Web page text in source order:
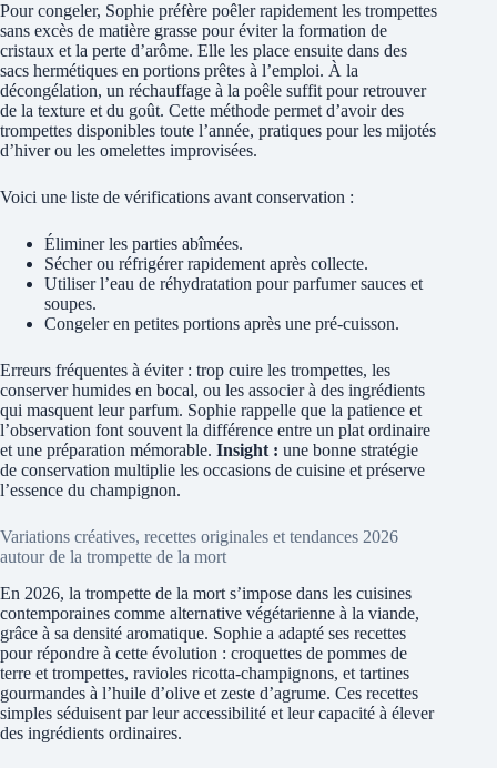
Pour congeler, Sophie préfère poêler rapidement les trompettes
sans excès de matière grasse pour éviter la formation de
cristaux et la perte d’arôme. Elle les place ensuite dans des
sacs hermétiques en portions prêtes à l’emploi. À la
décongélation, un réchauffage à la poêle suffit pour retrouver
de la texture et du goût. Cette méthode permet d’avoir des
trompettes disponibles toute l’année, pratiques pour les mijotés
d’hiver ou les omelettes improvisées.
Voici une liste de vérifications avant conservation :
Éliminer les parties abîmées.
Sécher ou réfrigérer rapidement après collecte.
Utiliser l’eau de réhydratation pour parfumer sauces et
soupes.
Congeler en petites portions après une pré-cuisson.
Erreurs fréquentes à éviter : trop cuire les trompettes, les
conserver humides en bocal, ou les associer à des ingrédients
qui masquent leur parfum. Sophie rappelle que la patience et
l’observation font souvent la différence entre un plat ordinaire
et une préparation mémorable. Insight : une bonne stratégie
de conservation multiplie les occasions de cuisine et préserve
l’essence du champignon.
Variations créatives, recettes originales et tendances 2026
autour de la trompette de la mort
En 2026, la trompette de la mort s’impose dans les cuisines
contemporaines comme alternative végétarienne à la viande,
grâce à sa densité aromatique. Sophie a adapté ses recettes
pour répondre à cette évolution : croquettes de pommes de
terre et trompettes, ravioles ricotta-champignons, et tartines
gourmandes à l’huile d’olive et zeste d’agrume. Ces recettes
simples séduisent par leur accessibilité et leur capacité à élever
des ingrédients ordinaires.